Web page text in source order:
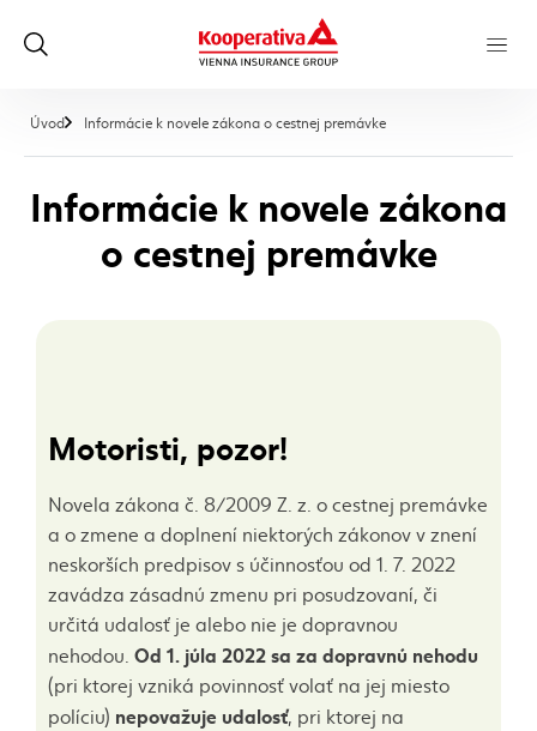
Úvod Informácie k novele zákona o cestnej premávke, aktuálna stránka
Informácie k novele zákona
o cestnej premávke
Motoristi, pozor!
Novela zákona č. 8/2009 Z. z. o cestnej premávke
a o zmene a doplnení niektorých zákonov v znení
neskorších predpisov s účinnosťou od 1. 7. 2022
zavádza zásadnú zmenu pri posudzovaní, či
určitá udalosť je alebo nie je dopravnou
nehodou. Od 1. júla 2022 sa za dopravnú nehodu
(pri ktorej vzniká povinnosť volať na jej miesto
políciu) nepovažuje udalosť, pri ktorej na